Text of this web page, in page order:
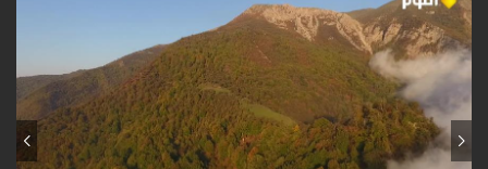
من قلب طبيعة هراز التي كانت يوماً من أجمل الموائل الطبيعية في إيران، يحذر
المعد من كارثة بيئية: "وحش الأعمال والمشاريع التدميرية تنهش بجسم